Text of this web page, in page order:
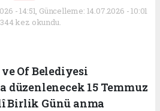
- 14:51, Güncelleme: 14.07.2026 - 10:01
kez okundu.
Of Belediyesi
düzenlenecek 15 Temmuz
Birlik Günü anma